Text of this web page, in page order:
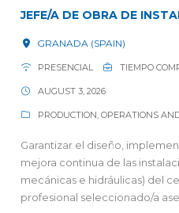
JEFE/A DE OBRA DE
GRANADA (SPAIN)
PRESENCIAL TIEMPO
AUGUST 3, 2026
PRODUCTION, OPERATIONS
Garantizar el diseño,
mejora continua de las
mecánicas e hidráulicas) del
profesional seleccionado/a